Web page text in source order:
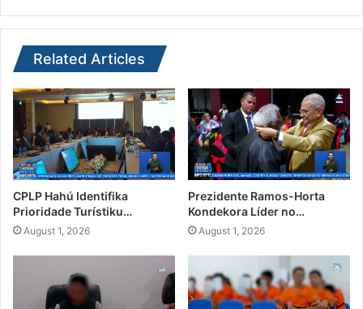
Related Articles
CPLP Hahú Identifika
Prioridade Turístiku…
August 1, 2026
Prezidente Ramos-Horta
Kondekora Líder no…
August 1, 2026